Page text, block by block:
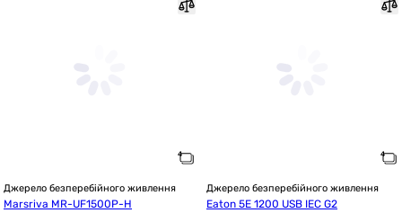
Джерело безперебійного живлення
Marsriva MR-UF1500P-H
Джерело безперебійного живлення
Eaton 5E 1200 USB IEC G2